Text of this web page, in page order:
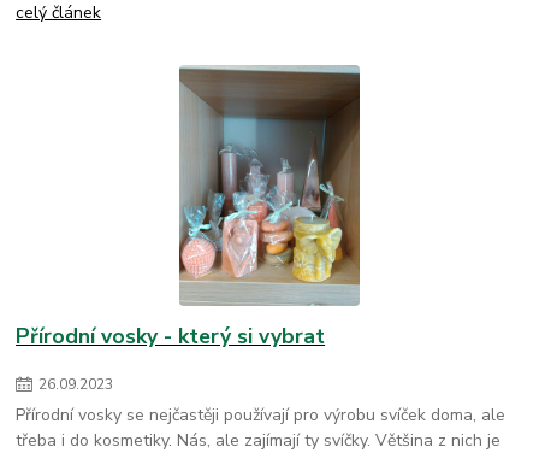
celý článek
Přírodní vosky - který si vybrat
26.09.2023
Přírodní vosky se nejčastěji používají pro výrobu svíček doma, ale
třeba i do kosmetiky. Nás, ale zajímají ty svíčky. Většina z nich je